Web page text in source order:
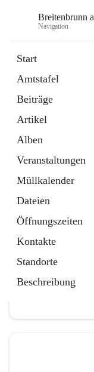
Breitenbrunn
Navigation
Start
Amtstafel
Beiträge
Artikel
Alben
Veranstaltungen
Müllkalender
Dateien
Öffnungszeiten
Kontakte
Standorte
Beschreibung
18 Schnellzugriffe
Gemeindeservice